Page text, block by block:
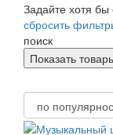
Задайте хотя
сбросить
поиск